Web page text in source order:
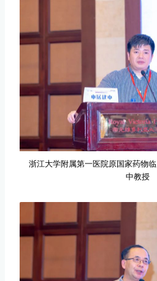
浙江大学附属第一医院原国家药物
中教授